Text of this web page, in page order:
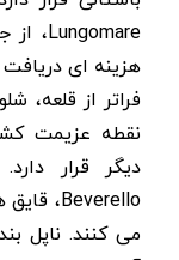
Lungomare، از
هزینه ای
فراتر از قلعه،
نقطه عزیمت
دیگر قرار
Beverello،
می کنند. ناپل